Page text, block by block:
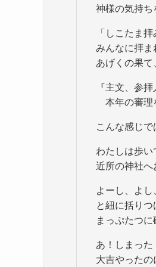
神様の気持ち
「しこたま拝
みんなに拝ま
あげくの果て
『主文、参
本年の審理
こんな感じで
わたしは歩
近所の神社へ
よーし、よし
と紐に括りつ
まっぷたつに
あ！しまった
大吉やったの